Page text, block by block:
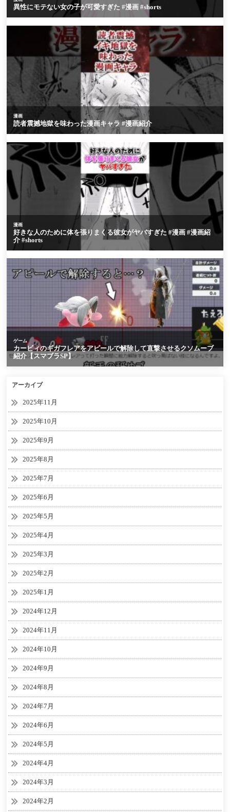
アーカイブ
2025年11月
2025年10月
2025年9月
2025年8月
2025年7月
2025年6月
2025年5月
2025年4月
2025年3月
2025年2月
2025年1月
2024年12月
2024年11月
2024年10月
2024年9月
2024年8月
2024年7月
2024年6月
2024年5月
2024年4月
2024年3月
2024年2月